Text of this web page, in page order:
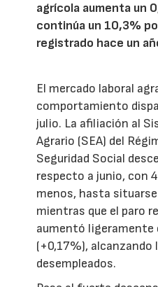
agrícola aumenta un
continúa un 10,3%
registrado hace un
El mercado laboral
comportamiento
julio. La afiliación al
Agrario (SEA) del
Seguridad Social
respecto a junio, con
menos, hasta
mientras que el paro
aumentó ligeramente
(+0,17%), alcanzando
desempleados.